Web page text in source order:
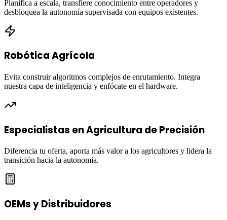
Planifica a escala, transfiere conocimiento entre operadores y
desbloquea la autonomía supervisada con equipos existentes.
Robótica Agrícola
Evita construir algoritmos complejos de enrutamiento. Integra
nuestra capa de inteligencia y enfócate en el hardware.
Especialistas en Agricultura de Precisión
Diferencia tu oferta, aporta más valor a los agricultores y lidera la
transición hacia la autonomía.
OEMs y Distribuidores